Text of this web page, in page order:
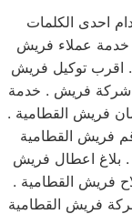
احدى الكلمات
خدمة عملاء فريش
. اقرب توكيل فريش
شركة فريش . خدمة
فريش القطامية .
فريش القطامية
بلاغ اعطال فريش
فريش القطامية .
فريش القطامية